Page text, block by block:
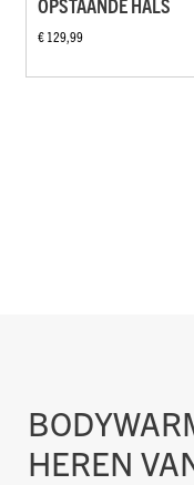
OPSTAANDE HALS
€ 129,99
HEREN